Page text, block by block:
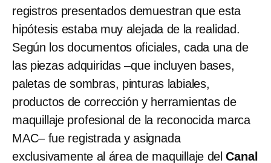
registros presentados demuestran que esta
hipótesis estaba muy alejada de la realidad.
Según los documentos oficiales, cada una de
las piezas adquiridas –que incluyen bases,
paletas de sombras, pinturas labiales,
productos de corrección y herramientas de
maquillaje profesional de la reconocida marca
MAC– fue registrada y asignada
exclusivamente al área de maquillaje delCanal